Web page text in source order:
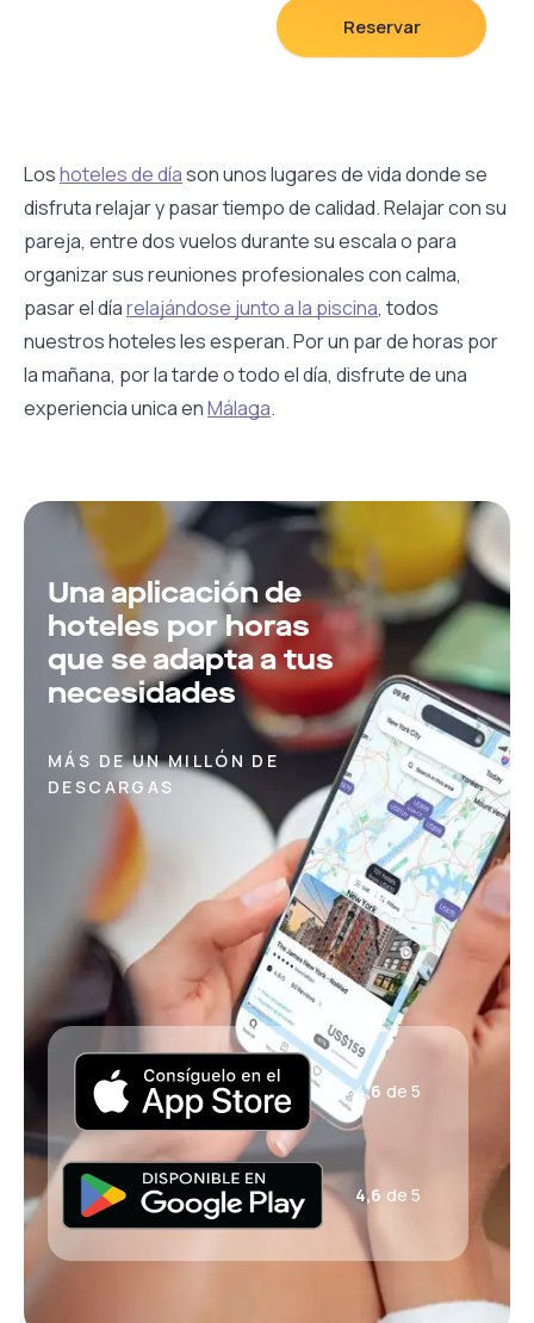
Las habitaciones son luminosas y modernas y
disponen de aire acondicionado, TV de pantalla plana
Reservar
Loshoteles de díason unos lugares de vida donde se
disfruta relajar y pasar tiempo de calidad. Relajar con su
pareja, entre dos vuelos durante su escala o para
organizar sus reuniones profesionales con calma,
pasar el díarelajándose junto a la piscina, todos
nuestros hoteles les esperan. Por un par de horas por
la mañana, por la tarde o todo el día, disfrute de una
experiencia unica enMálaga.
Una aplicación de
hoteles por horas
que se adapta a tus
necesidades
MÁS DE UN MILLÓN DE
DESCARGAS
4,6 de 5
4,6 de 5